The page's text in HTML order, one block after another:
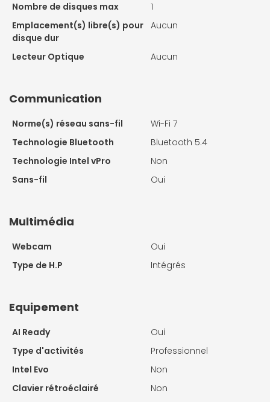
Nombre de disques max
1
Emplacement(s) libre(s) pour
disque dur
Aucun
Lecteur Optique Aucun
Communication
Norme(s) réseau sans-fil
Wi-Fi 7
Technologie Bluetooth
Bluetooth 5.4
Technologie Intel vPro
Non
Sans-fil
Oui
Multimédia
Webcam
Oui
Type de H.P
Intégrés
Equipement
AI Ready
Oui
Type d'activités
Professionnel
Intel Evo
Non
Clavier rétroéclairé
Non